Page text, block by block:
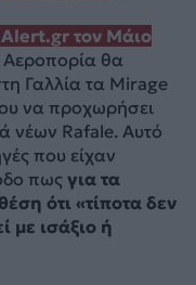
τον Μάιο
Αεροπορία θα
Γαλλία τα Mirage
να προχωρήσει
νέων Rafale. Αυτό
που είχαν
πωςγια τα
ότι «τίποτα δεν
με ισάξιο ή